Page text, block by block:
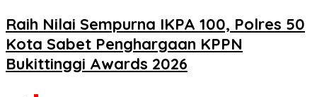
Raih Nilai Sempurna IKPA 100, Polres 50
Kota Sabet Penghargaan KPPN
Bukittinggi Awards 2026